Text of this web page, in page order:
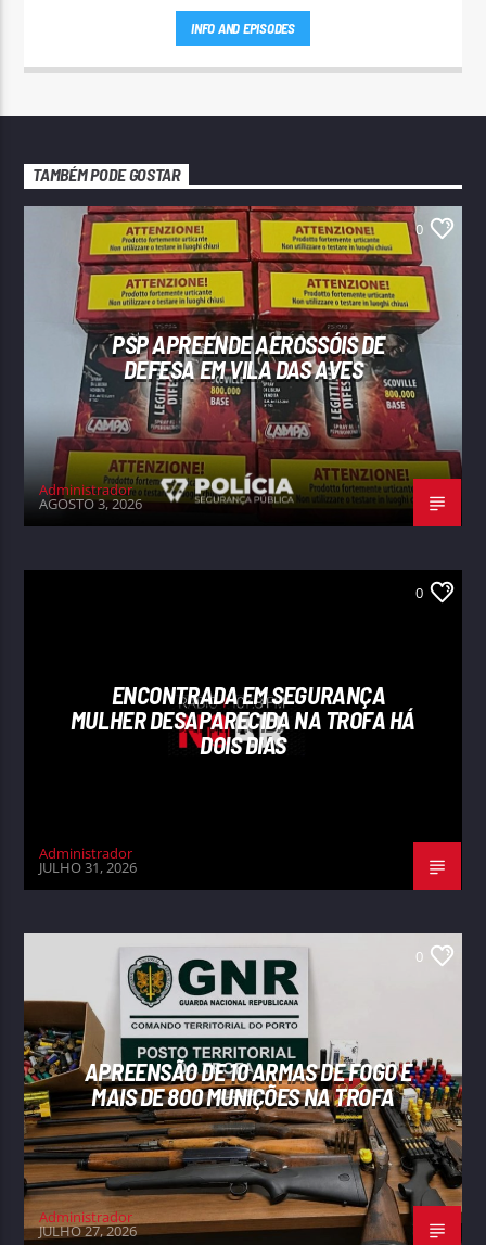
INFO AND EPISODES
TAMBÉM PODE GOSTAR
0
PSP APREENDE AEROSSÓIS DE
DEFESA EM VILA DAS AVES
Administrador
AGOSTO 3, 2026
0
ENCONTRADA EM SEGURANÇA
MULHER DESAPARECIDA NA TROFA HÁ
DOIS DIAS
Administrador
JULHO 31, 2026
0
APREENSÃO DE 10 ARMAS DE FOGO E
MAIS DE 800 MUNIÇÕES NA TROFA
Administrador
JULHO 27, 2026